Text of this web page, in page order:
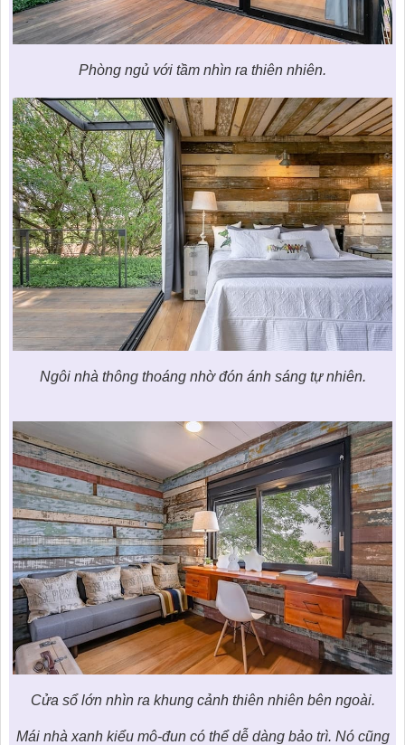
Phòng ngủ với tầm nhìn ra thiên nhiên.
Ngôi nhà thông thoáng nhờ đón ánh sáng tự nhiên.
Cửa sổ lớn nhìn ra khung cảnh thiên nhiên bên ngoài.
Mái nhà xanh kiểu mô-đun có thể dễ dàng bảo trì. Nó cũng